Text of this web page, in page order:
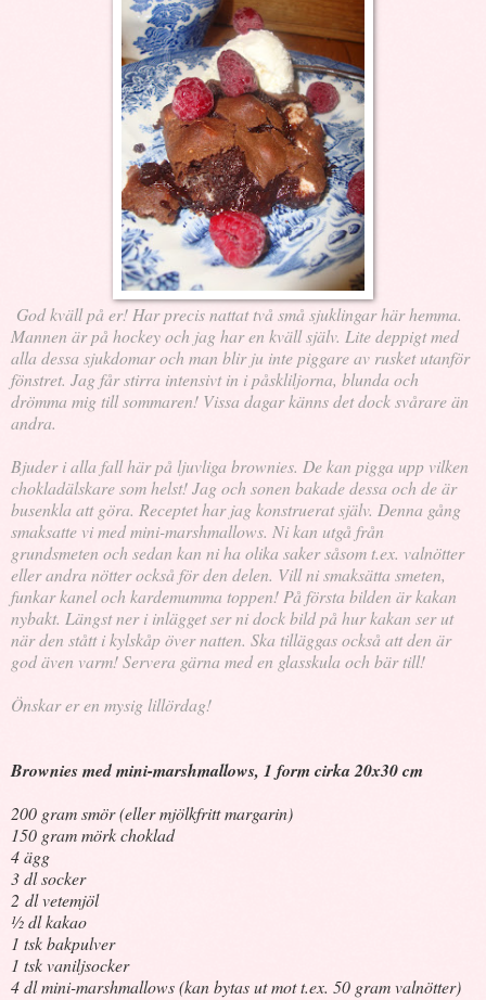
God kväll på er! Har precis nattat två små sjuklingar här hemma.
Mannen är på hockey och jag har en kväll själv. Lite deppigt med
alla dessa sjukdomar och man blir ju inte piggare av rusket utanför
fönstret. Jag får stirra intensivt in i påskliljorna, blunda och
drömma mig till sommaren! Vissa dagar känns det dock svårare än
andra.
Bjuder i alla fall här på ljuvliga brownies. De kan pigga upp vilken
chokladälskare som helst! Jag och sonen bakade dessa och de är
busenkla att göra. Receptet har jag konstruerat själv. Denna gång
smaksatte vi med mini-marshmallows. Ni kan utgå från
grundsmeten och sedan kan ni ha olika saker såsom t.ex. valnötter
eller andra nötter också för den delen. Vill ni smaksätta smeten,
funkar kanel och kardemumma toppen! På första bilden är kakan
nybakt. Längst ner i inlägget ser ni dock bild på hur kakan ser ut
när den stått i kylskåp över natten. Ska tilläggas också att den är
god även varm! Servera gärna med en glasskula och bär till!
Önskar er en mysig lillördag!
Brownies med mini-marshmallows, 1 form cirka 20x30 cm
200 gram smör (eller mjölkfritt margarin)
150 gram mörk choklad
4 ägg
3 dl socker
2 dl vetemjöl
½ dl kakao
1 tsk bakpulver
1 tsk vaniljsocker
4 dl mini-marshmallows (kan bytas ut mot t.ex. 50 gram valnötter)